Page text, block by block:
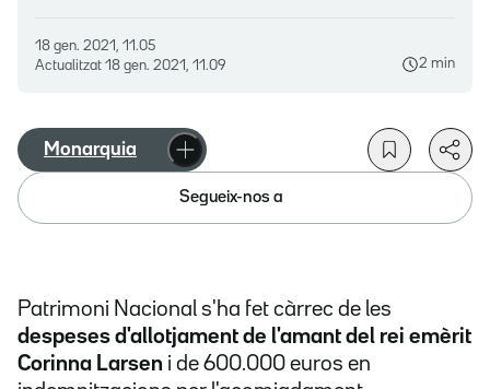
18 gen. 2021, 11.05
Actualitzat 18 gen. 2021, 11.09 2 min
Monarquia
Segueix-nos a
Patrimoni Nacional s'ha fet càrrec de les
despeses d'allotjament de l'amant del rei emèrit
Corinna Larsen i de 600.000 euros en